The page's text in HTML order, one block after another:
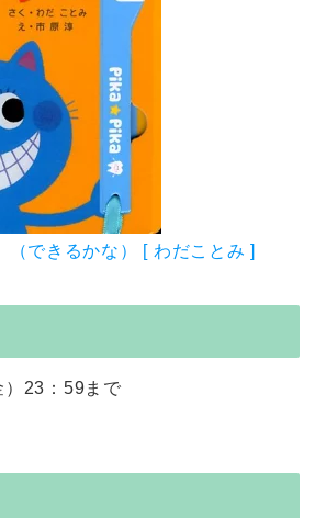
（できるかな） [ わだことみ ]
23：59まで